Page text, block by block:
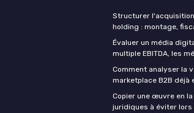
Structurer
holding : montage,
Évaluer un média
multiple EBITDA, les
Comment analyser la
marketplace B2B déjà
Copier une œuvre en
juridiques à éviter lors